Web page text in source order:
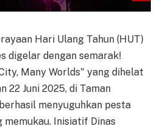
Hari Ulang Tahun (HUT)
digelar dengan semarak!
Many Worlds" yang dihelat
22 Juni 2025, di Taman
menyuguhkan pesta
memukau. Inisiatif Dinas